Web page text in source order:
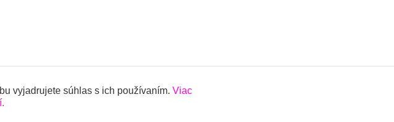
vyjadrujete súhlas s ich používaním. Viac